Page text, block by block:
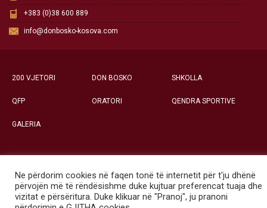
+383 (0)38 600 889
info@donbosko-kosova.com
200 VJETORI DON BOSKO SHKOLLA
QFP ORATORI QENDRA SPORTIVE
GALERIA
Të gjitha të drejtat e rezervuara ©
Qendra Social-Edukative «Don Bosko» - Prishtinë
Ne përdorim cookies në faqen tonë të internetit për t'ju dhënë
përvojën më të rëndësishme duke kujtuar preferencat tuaja dhe
vizitat e përsëritura. Duke klikuar në "Pranoj", ju pranoni